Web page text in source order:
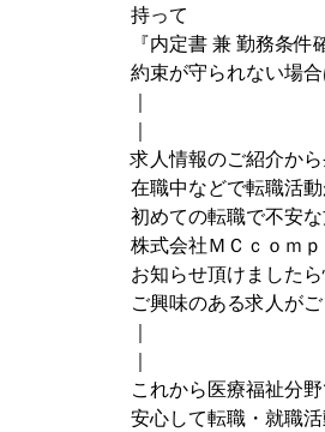
持って
『内定書 兼 勤務条
約束が守られない場
｜
｜
求人情報のご紹介か
在職中などで転職活
初めての転職で不安
株式会社ＭＣｃｏｍｐ
お知らせ頂けました
ご興味のある求人が
｜
｜
これから医療福祉分
安心して転職・就職